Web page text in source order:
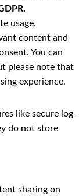
usage,
content and
You can
please note that
experience.
like secure log-
do not store
sharing on